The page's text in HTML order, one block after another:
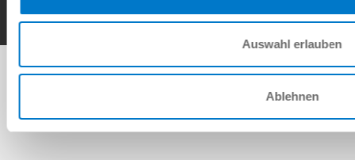
Auswahl erlauben
Ablehnen